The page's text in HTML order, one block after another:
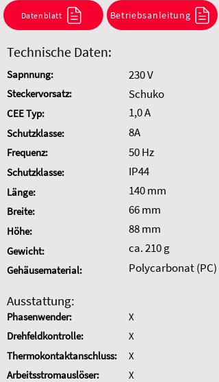
Kombination anzufragen.
Datenblatt Betriebsanleitung
Technische Daten:
Sapnnung:
Steckervorsatz:
CEE Typ:
Schutzklasse:
Frequenz:
Schutzklasse:
Länge:
Breite:
Höhe:
Gewicht:
Gehäusematerial:
230 V
Schuko
1,0 A
8A
50 Hz
IP44
140 mm
66 mm
88 mm
ca. 210 g
Polycarbonat (PC)
Ausstattung:
Phasenwender:
Drehfeldkontrolle:
Thermokontaktanschluss:
Arbeitsstromauslöser:
X
X
X
X